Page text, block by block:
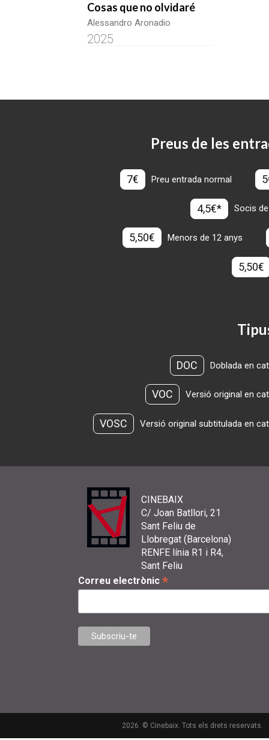
Cosas que no olvidaré
Alessandro Aronadio
2025
Preus de les
7€ Preu entrada normal
4,5€* Socis
5,50€ Menors de 12 anys
5,50€
DOC Doblada en
VOC Versió original en
VOSC Versió original subtitulada en
CINEBAIX
C/ Joan Batllori, 21
Sant Feliu de
Llobregat (Barcelona)
RENFE línia R1 i R4,
Sant Feliu
Correu electrònic *
2026. © Cinebaix. Tots els drets reservats.